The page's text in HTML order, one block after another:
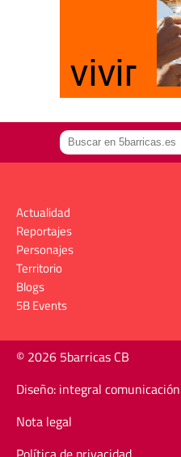
Actualidad
Reportajes
Personajes
Territorio
Blogs
5B Events
© 2026 5barricas CB
Diseño: integral comunicación
Nota legal